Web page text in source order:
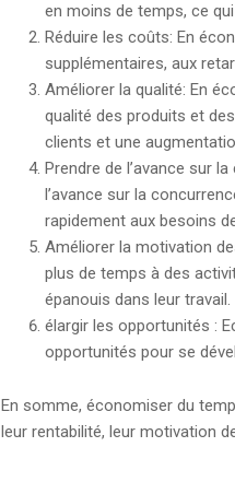
en moins de temps, ce
Réduire les coûts: En
supplémentaires, aux
Améliorer la qualité: En
qualité des produits et
clients et une
Prendre de l’avance sur
l’avance sur la
rapidement aux besoins
Améliorer la motivation
plus de temps à des
épanouis dans leur travail.
élargir les opportunités :
opportunités pour se
En somme, économiser du
leur rentabilité, leur motivation